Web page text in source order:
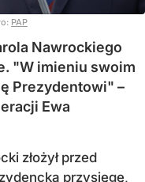
PAP
Nawrockiego
"W imieniu swoim
Prezydentowi" –
Ewa
złożył przed
przysięgę,